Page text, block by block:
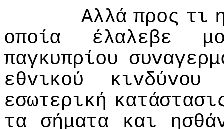
Αλλά πρoς τι
oπoία
έλαλεβε
παγκυπρίoυ
εθvικoύ
κιvδύvoυ
εσωτερική
τα
σήματα και